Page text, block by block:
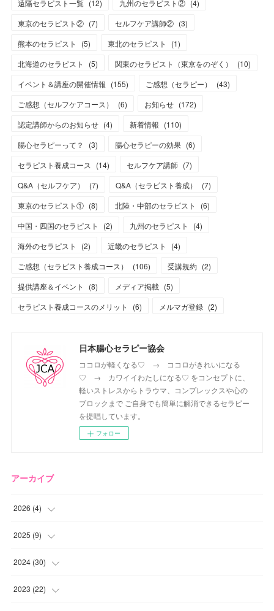
遠隔セラピスト一覧 (12) 九州のセラピスト② (4)
東京のセラピスト② (7) セルフケア講師② (3)
熊本のセラピスト
(5) 東北のセラピスト (1)
北海道のセラピスト
(5) 関東のセラピスト（東京をのぞく） (10)
イベント＆講座の開催情報 (155) ご感想（セラピー） (43)
ご感想（セルフケアコース）
(6) お知らせ (172)
認定講師からのお知らせ (4) 新着情報 (110)
腸心セラピーって？
(3) 腸心セラピーの効果 (6)
セラピスト養成コース
(14) セルフケア講師 (7)
Q&A（セルフケア）
(7) Q&A（セラピスト養成） (7)
東京のセラピスト① (8) 北陸・中部のセラピスト (6)
中国・四国のセラピスト
(2) 九州のセラピスト (4)
海外のセラピスト
(2) 近畿のセラピスト (4)
ご感想（セラピスト養成コース）
(106) 受講規約 (2)
提供講座＆イベント
(8) メディア掲載 (5)
セラピスト養成コースのメリット
(6) メルマガ登録 (2)
日本腸心セラピー協会
ココロが軽くなる♡ → ココロがきれいになる
♡ → カワイイわたしになる♡ をコンセプトに、
軽いストレスからトラウマ、コンプレックスや心の
ブロックまで ご自身でも簡単に解消できるセラピー
を提唱しています。
フォロー
アーカイブ
2026 (4)
( )
(1
(1
2025 (9)
(2
(2
2024 (30)
(4
2023 (22)